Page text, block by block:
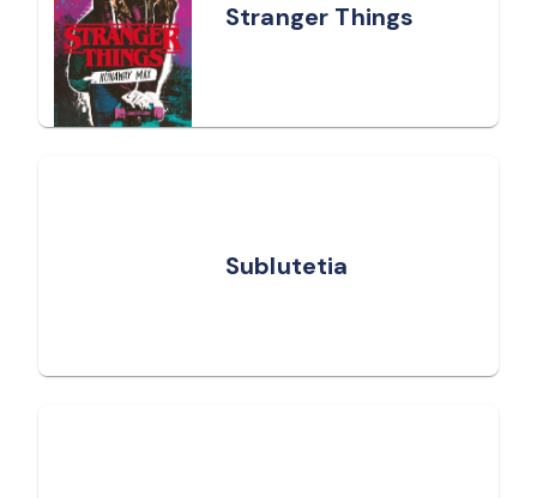
Stranger Things
Sublutetia